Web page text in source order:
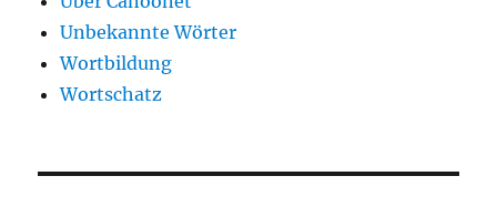
Unbekannte Wörter
Wortbildung
Wortschatz